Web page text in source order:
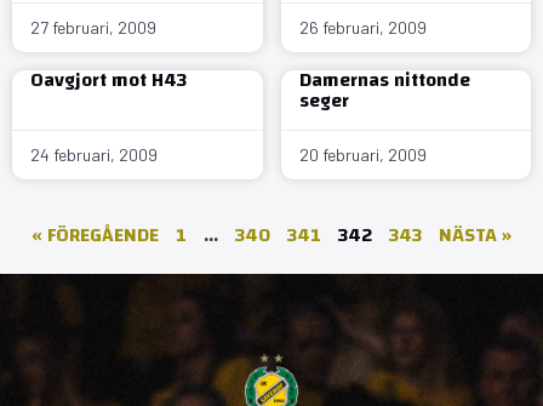
27 februari, 2009 26 februari, 2009
Oavgjort mot H43
24 februari, 2009
Damernas nittonde
seger
20 februari, 2009
« FÖREGÅENDE 1 … 340 341 342 343 NÄSTA »